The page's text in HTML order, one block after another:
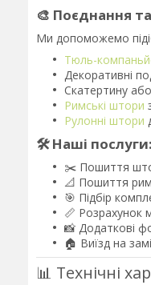
🎨 Поєднання
Ми допоможемо
Тюль-
Декоративні
Скатертину
Римські штори
Рулонні штори
🛠️ Наші послуги:
✂️ Пошиття
📐 Пошиття
🎯 Підбір
📏 Розрахунок
📸 Додаткові
🏠 Виїзд на
📊 Технічні